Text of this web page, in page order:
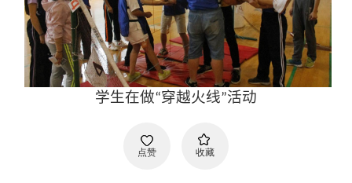
学生在做“穿越火线”活动
点赞 收藏